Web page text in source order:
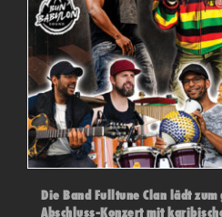
Die Band Fulltune Clan lädt zum
Abschluss-Konzert mit